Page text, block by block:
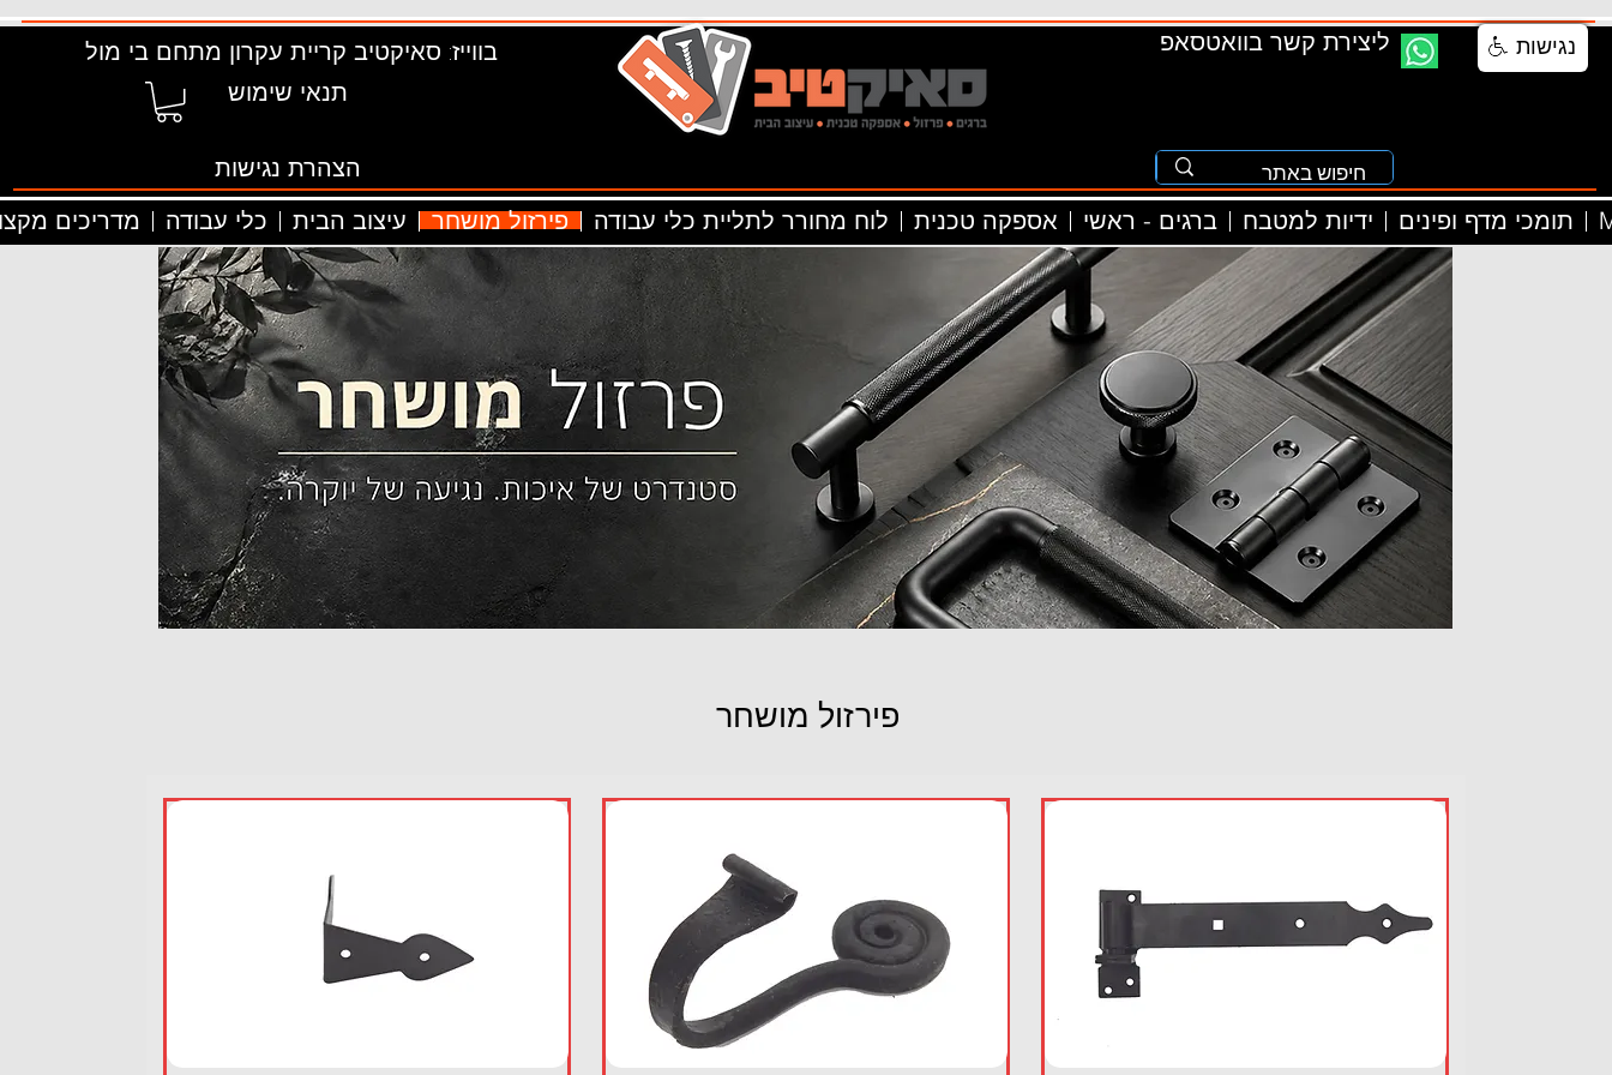
בווייז: סאיקטיב קריית עקרון מתחם בי מול
תנאי שימוש
ליצירת קשר בוואטסאפ
הצהרת נגישות
מדריכים כלי עבודה עיצוב הבית פירזול מושחר לוח מחורר לתליית כלי עבודה אספקה טכנית ברגים - ראשי ידיות למטבח תומכי מדף ופינים
פירזול מושחר
נגישות